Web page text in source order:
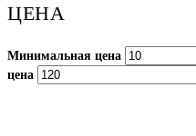
ЦЕНА
Минимальная цена
цена